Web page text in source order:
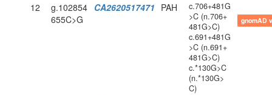
12
g.102854
655C>G
CA2620517471 PAH
c.706+481G
>C (n.706+
481G>C)
c.691+481G
>C (n.691+
481G>C)
c.*130G>C
(n.*130G>
C)
gnomAD